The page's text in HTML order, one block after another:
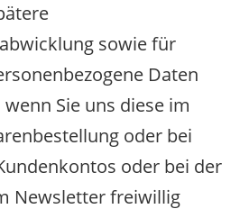
sowie für
Daten
Sie uns diese im
oder bei
oder bei der
Newsletter freiwillig